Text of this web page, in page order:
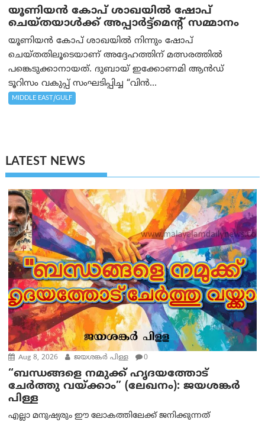
യൂണിയൻ കോപ് ശാഖയിൽ ഷോപ്
ചെയ്തയാൾക്ക് അപ്പാർട്ട്മെന്റ് സമ്മാനം
യൂണിയൻ കോപ് ശാഖയിൽ നിന്നും ഷോപ്
ചെയ്തതിലൂടെയാണ് അദ്ദേഹത്തിന് മത്സരത്തിൽ
പങ്കെടുക്കാനായത്. ദുബായ് ഇക്കോണമി ആൻഡ്
ടൂറിസം വകുപ്പ് സംഘടിപ്പിച്ച “വിൻ...
MIDDLE EAST/GULF
LATEST NEWS
Aug 8, 2026 ജയശങ്കര്‍ പിള്ള 0
“ബന്ധങ്ങളെ നമുക്ക് ഹൃദയത്തോട്
ചേർത്തു വയ്ക്കാം” (ലേഖനം): ജയശങ്കര്‍
പിള്ള
എല്ലാ മനുഷ്യരും ഈ ലോകത്തിലേക്ക് ജനിക്കുന്നത്